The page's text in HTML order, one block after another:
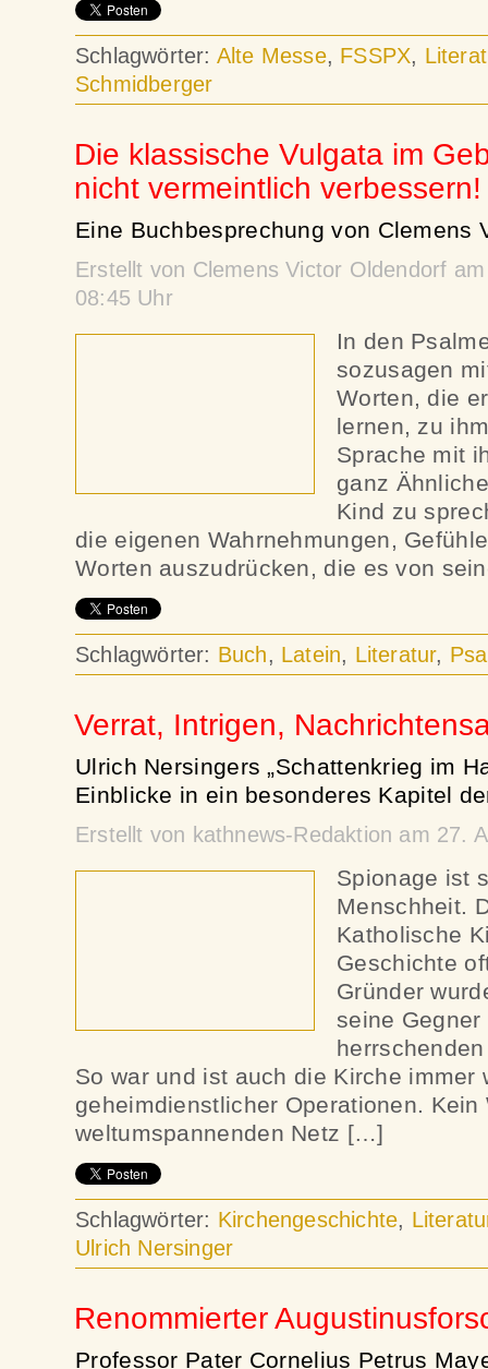
Schlagwörter: Alte Messe, FSSPX,
Schmidberger
Die klassische Vulgata im
nicht vermeintlich verbessern!
Eine Buchbesprechung von Clemens
Erstellt von Clemens Victor Oldendorf
08:45 Uhr
In den
sozusagen
Worten, die
lernen, zu
Sprache mit
ganz
Kind zu
die eigenen Wahrnehmungen,
Worten auszudrücken, die es von
Schlagwörter: Buch, Latein, Literatur,
Verrat, Intrigen,
Ulrich Nersingers „Schattenkrieg im
Einblicke in ein besonderes Kapitel
Erstellt von kathnews-Redaktion am 27.
Spionage ist
Menschheit.
Katholische
Geschichte
Gründer
seine
So war und ist auch die Kirche immer
geheimdienstlicher Operationen.
weltumspannenden Netz […]
Schlagwörter: Kirchengeschichte,
Ulrich Nersinger
Renommierter
Professor Pater Cornelius Petrus